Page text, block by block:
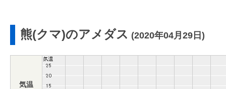
熊(クマ)のアメダス (2020年04月29日)
気温